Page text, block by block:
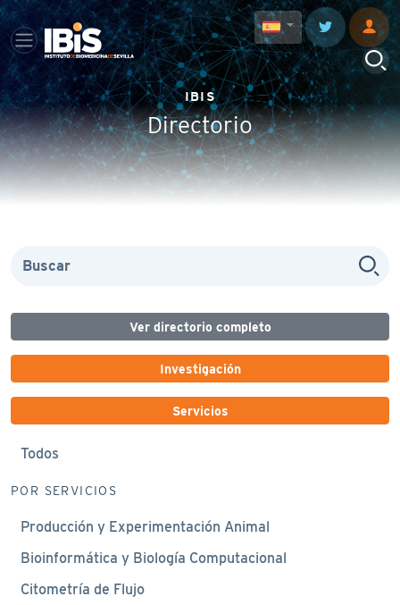
IBIS
Directorio
Ver directorio completo
Investigación
Servicios
Todos
POR SERVICIOS
Producción y Experimentación Animal
Bioinformática y Biología Computacional
Citometría de Flujo